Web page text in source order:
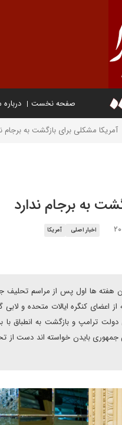
صفحه نخست درباره
آمریکا مشکلی برای بازگشت به برجام
به برجام ندارد
اخبار اصلی
آمریکا
هفته ها اول پس از مراسم
از اعضای کنگره ایالات متحده و
ترامپ و بازگشت به انطباق
بایدن خواسته اند دست از